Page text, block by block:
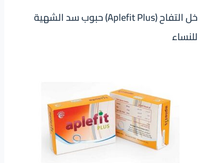
خل التفاح (Aplefit Plus) حبوب سد الشهية
للنساء